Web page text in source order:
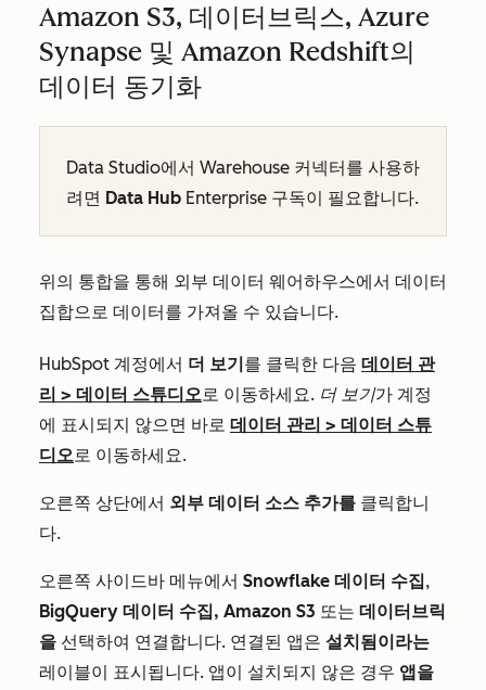
Amazon S3, 데이터브릭스, Azure
Synapse 및 Amazon Redshift의
데이터 동기화
Data Studio에서 Warehouse 커넥터를 사용하
려면 Data Hub Enterprise 구독이 필요합니다.
위의 통합을 통해 외부 데이터 웨어하우스에서 데이터
집합으로 데이터를 가져올 수 있습니다.
HubSpot 계정에서 더 보기를 클릭한 다음 데이터 관
리 > 데이터 스튜디오로 이동하세요. 더 보기가 계정
에 표시되지 않으면 바로 데이터 관리 > 데이터 스튜
디오로 이동하세요.
오른쪽 상단에서 외부 데이터 소스 추가를 클릭합니
다.
오른쪽 사이드바 메뉴에서 Snowflake 데이터 수집,
BigQuery 데이터 수집, Amazon S3 또는 데이터브릭
을 선택하여 연결합니다. 연결된 앱은 설치됨이라는
레이블이 표시됩니다. 앱이 설치되지 않은 경우 앱을